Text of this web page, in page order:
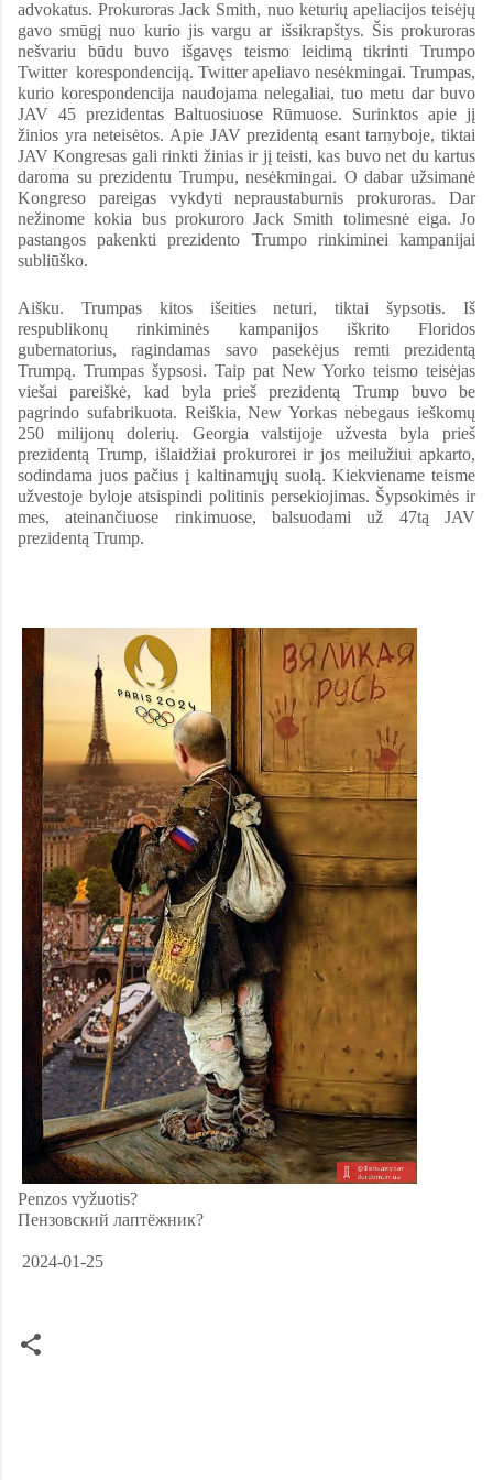
advokatus. Prokuroras Jack Smith, nuo keturių apeliacijos teisėjų
gavo smūgį nuo kurio jis vargu ar išsikrapštys. Šis prokuroras
nešvariu būdu buvo išgavęs teismo leidimą tikrinti Trumpo
Twitter korespondenciją. Twitter apeliavo nesėkmingai. Trumpas,
kurio korespondencija naudojama nelegaliai, tuo metu dar buvo
JAV 45 prezidentas Baltuosiuose Rūmuose. Surinktos apie jį
žinios yra neteisėtos. Apie JAV prezidentą esant tarnyboje, tiktai
JAV Kongresas gali rinkti žinias ir jį teisti, kas buvo net du kartus
daroma su prezidentu Trumpu, nesėkmingai. O dabar užsimanė
Kongreso pareigas vykdyti nepraustaburnis prokuroras. Dar
nežinome kokia bus prokuroro Jack Smith tolimesnė eiga. Jo
pastangos pakenkti prezidento Trumpo rinkiminei kampanijai
subliūško.
Aišku. Trumpas kitos išeities neturi, tiktai šypsotis. Iš
respublikonų rinkiminės kampanijos iškrito Floridos
gubernatorius, ragindamas savo pasekėjus remti prezidentą
Trumpą. Trumpas šypsosi. Taip pat New Yorko teismo teisėjas
viešai pareiškė, kad byla prieš prezidentą Trump buvo be
pagrindo sufabrikuota. Reiškia, New Yorkas nebegaus ieškomų
250 milijonų dolerių. Georgia valstijoje užvesta byla prieš
prezidentą Trump, išlaidžiai prokurorei ir jos meilužiui apkarto,
sodindama juos pačius į kaltinamųjų suolą. Kiekviename teisme
užvestoje byloje atsispindi politinis persekiojimas. Šypsokimės ir
mes, ateinančiuose rinkimuose, balsuodami už 47tą JAV
prezidentą Trump.
Penzos vyžuotis?
Пензовский лаптёжник?
2024-01-25